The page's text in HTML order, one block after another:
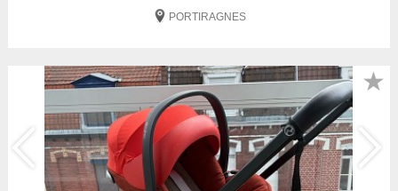
PORTIRAGNES
★